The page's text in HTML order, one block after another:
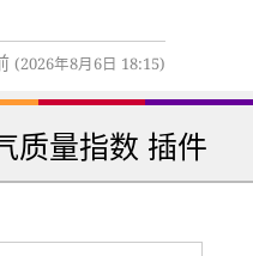
(2026年8月6日 18:15)
质量指数 插件